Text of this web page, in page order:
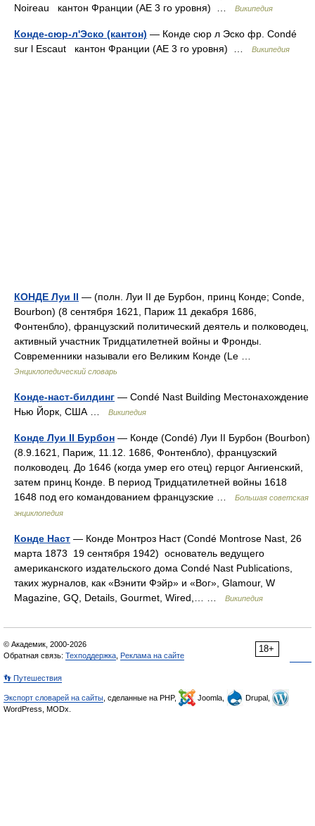
Noireau кантон Франции (АЕ 3 го уровня) …
Википедия
Конде-сюр-л'Эско (кантон) — Конде сюр л Эско фр. Condé
sur l Escaut кантон Франции (АЕ 3 го уровня) …
Википедия
КОНДЕ Луи II — (полн. Луи II де Бурбон, принц Конде; Conde,
Bourbon) (8 сентября 1621, Париж 11 декабря 1686,
Фонтенбло), французский политический деятель и полководец,
активный участник Тридцатилетней войны и Фронды.
Современники называли его Великим Конде (Le …
Энциклопедический словарь
Конде-наст-билдинг — Condé Nast Building Местонахождение
Нью Йорк, США …
Википедия
Конде Луи II Бурбон — Конде (Condé) Луи II Бурбон (Bourbon)
(8.9.1621, Париж, 11.12. 1686, Фонтенбло), французский
полководец. До 1646 (когда умер его отец) герцог Ангиенский,
затем принц Конде. В период Тридцатилетней войны 1618
1648 под его командованием французские …
Большая советская
энциклопедия
Конде Наст — Конде Монтроз Наст (Condé Montrose Nast, 26
марта 1873 19 сентября 1942) основатель ведущего
американского издательского дома Condé Nast Publications,
таких журналов, как «Вэнити Фэйр» и «Вог», Glamour, W
Magazine, GQ, Details, Gourmet, Wired,… …
Википедия
18+
© Академик, 2000-2026
Обратная связь: Техподдержка Реклама на сайте
👣 Путешествия
Экспорт словарей на сайты , сделанные на PHP, Joomla,
Drupal,
WordPress, MODx.